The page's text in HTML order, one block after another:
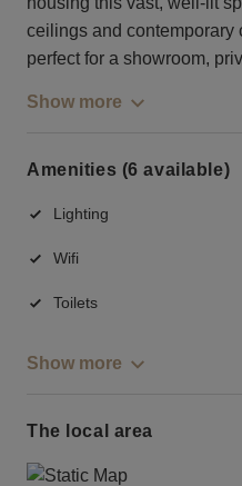
ceilings and contemporary
perfect for a showroom,
Show more
Amenities (6 available)
Lighting
Wifi
Toilets
Show more
The local area